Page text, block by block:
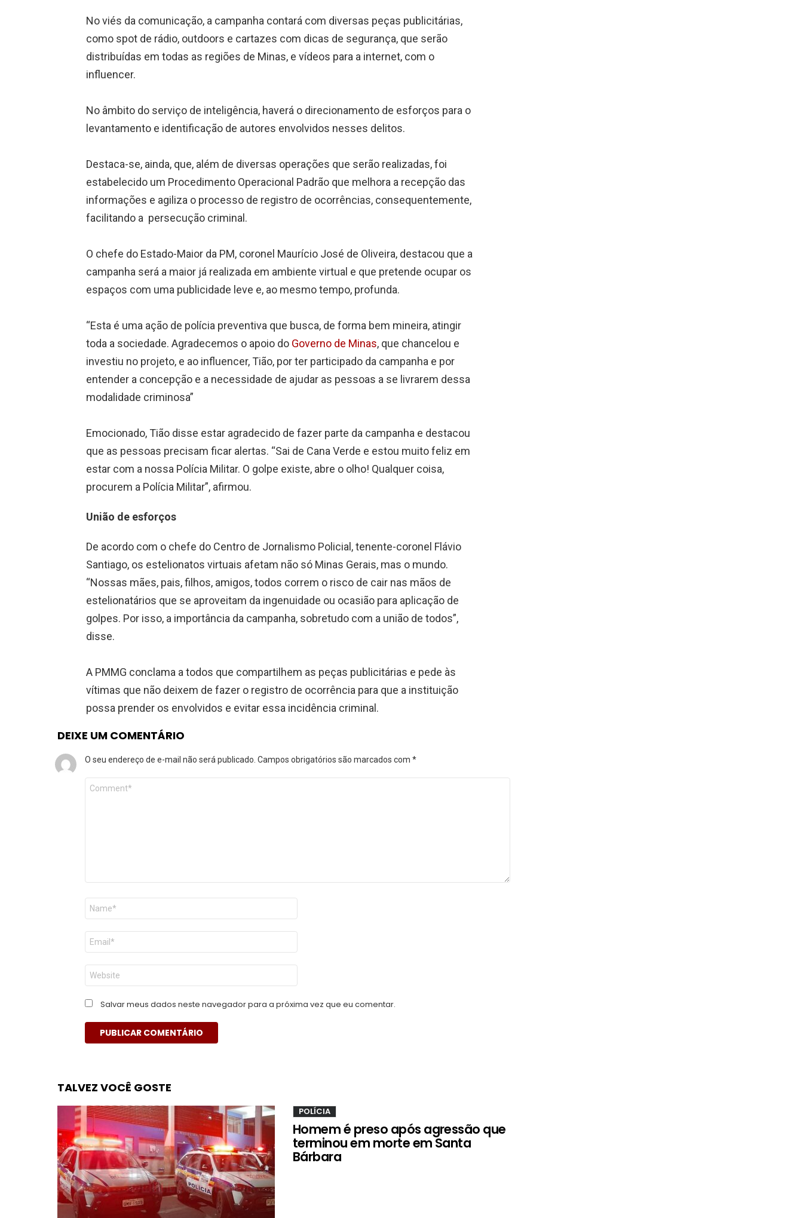
No viés da comunicação, a campanha contará com diversas peças publicitárias,
como spot de rádio, outdoors e cartazes com dicas de segurança, que serão
distribuídas em todas as regiões de Minas, e vídeos para a internet, com o
influencer.
No âmbito do serviço de inteligência, haverá o direcionamento de esforços para o
levantamento e identificação de autores envolvidos nesses delitos.
Destaca-se, ainda, que, além de diversas operações que serão realizadas, foi
estabelecido um Procedimento Operacional Padrão que melhora a recepção das
informações e agiliza o processo de registro de ocorrências, consequentemente,
facilitando a persecução criminal.
O chefe do Estado-Maior da PM, coronel Maurício José de Oliveira, destacou que a
campanha será a maior já realizada em ambiente virtual e que pretende ocupar os
espaços com uma publicidade leve e, ao mesmo tempo, profunda.
“Esta é uma ação de polícia preventiva que busca, de forma bem mineira, atingir
toda a sociedade. Agradecemos o apoio do Governo de Minas, que chancelou e
investiu no projeto, e ao influencer, Tião, por ter participado da campanha e por
entender a concepção e a necessidade de ajudar as pessoas a se livrarem dessa
modalidade criminosa”
Emocionado, Tião disse estar agradecido de fazer parte da campanha e destacou
que as pessoas precisam ficar alertas. “Sai de Cana Verde e estou muito feliz em
estar com a nossa Polícia Militar. O golpe existe, abre o olho! Qualquer coisa,
procurem a Polícia Militar”, afirmou.
União de esforços
De acordo com o chefe do Centro de Jornalismo Policial, tenente-coronel Flávio
Santiago, os estelionatos virtuais afetam não só Minas Gerais, mas o mundo.
“Nossas mães, pais, filhos, amigos, todos correm o risco de cair nas mãos de
estelionatários que se aproveitam da ingenuidade ou ocasião para aplicação de
golpes. Por isso, a importância da campanha, sobretudo com a união de todos”,
disse.
A PMMG conclama a todos que compartilhem as peças publicitárias e pede às
vítimas que não deixem de fazer o registro de ocorrência para que a instituição
possa prender os envolvidos e evitar essa incidência criminal.
DEIXE UM COMENTÁRIO
O seu endereço de e-mail não será publicado. Campos obrigatórios são marcados com *
Comentário
Nome
E-
mail
*
Site
Salvar meus dados neste navegador para a próxima vez que eu comentar.
TALVEZ VOCÊ GOSTE
POLÍCIA
Homem é preso após agressão que
terminou em morte em Santa
Bárbara